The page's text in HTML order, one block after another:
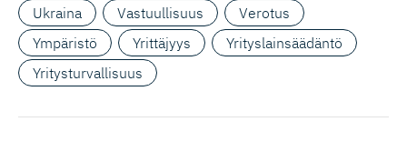
Ukraina
Vastuullisuus
Verotus
Ympäristö
Yrittäjyys
Yrityslainsäädäntö
Yritysturvallisuus